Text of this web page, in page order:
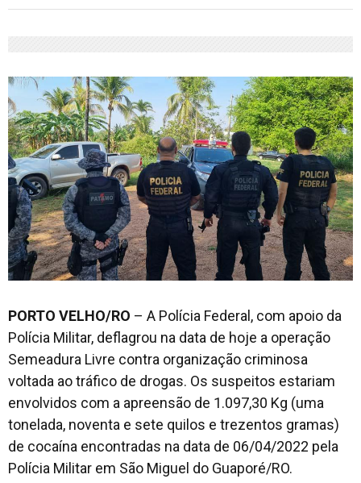
PORTO VELHO/RO – A Polícia Federal, com apoio da
Polícia Militar, deflagrou na data de hoje a operação
Semeadura Livre contra organização criminosa
voltada ao tráfico de drogas. Os suspeitos estariam
envolvidos com a apreensão de 1.097,30 Kg (uma
tonelada, noventa e sete quilos e trezentos gramas)
de cocaína encontradas na data de 06/04/2022 pela
Polícia Militar em São Miguel do Guaporé/RO.